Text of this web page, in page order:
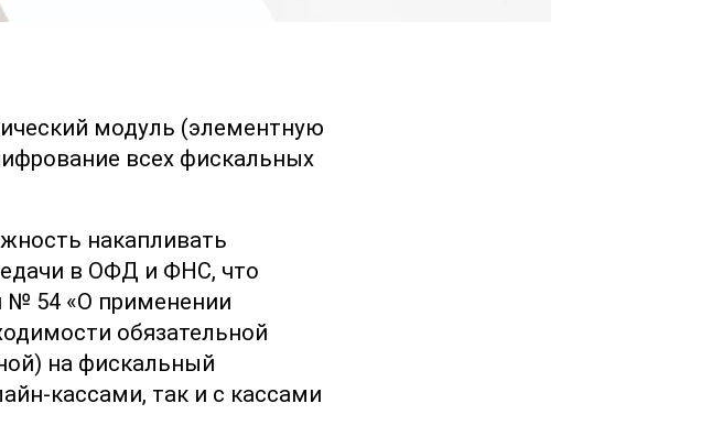
модуль (элементную
всех фискальных
накапливать
в ОФД и ФНС, что
№ 54 «О применении
обязательной
на фискальный
кассами, так и с кассами